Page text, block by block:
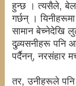
हुन्छ । त्यसैले,
गर्छन् ।
सामान बेच्नेदेखि
दुव्र्यसनीहरू पनि
पर्दैनन्, नरसंहार
तर, उनीहरूले पनि